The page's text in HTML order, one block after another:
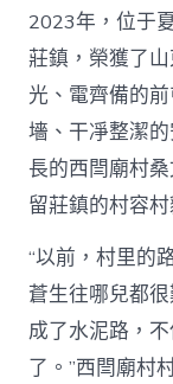
2023年，位于
莊鎮，榮獲了
光、電齊備的
墻、干凈整潔
長的西閆廟村
留莊鎮的村容
“以前，村里的
蒼生往哪兒都
成了水泥路，
了。”西閆廟村